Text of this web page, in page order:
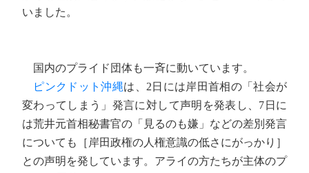
いました。
国内のプライド団体も一斉に動いています。
ピンクドット沖縄は、2日には岸田首相の「社会が
変わってしまう」発言に対して声明を発表し、7日に
は荒井元首相秘書官の「見るのも嫌」などの差別発言
についても［岸田政権の人権意識の低さにがっかり］
との声明を発しています。アライの方たちが主体のプ